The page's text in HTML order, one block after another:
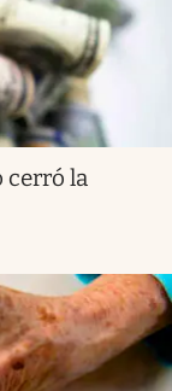
cerró la